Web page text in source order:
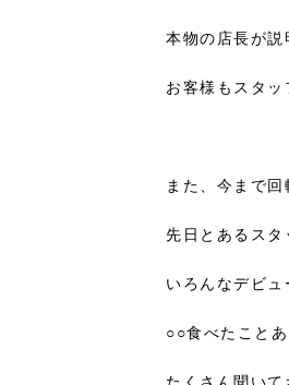
本物の店長が
お客様もスタッ
また、今まで
先日とあるス
いろんなデビ
○○食べたこと